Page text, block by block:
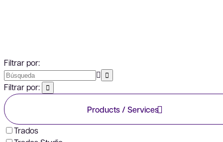
Filtrar por:
Filtrar por:
Products / Services
Trados